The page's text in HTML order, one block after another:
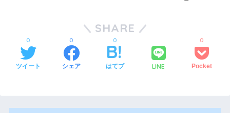
SHARE
ツイート
0
シェア
0
はてブ
0
LINE Pocket
0